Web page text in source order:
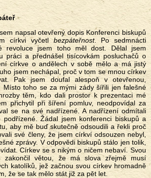
církvi vyčetlbezpáteřnost. Po sedmnácti
revoluce jsem toho měl dost. Dělal jsem
práci a přednášel tisícovkám posluchačů o
církve o andělech v sobě mělo a má jistý
jsem nechápal, proč v tom se mnou církev
Pak jsem doufal alespoň v otevřenou,
Místo toho se za mými zády šířili jen falešné
těm, kdo dali prostor k prezentaci mé
přichytil při šíření pomluv, neodpovídal za
se na své nadřízené. A nadřízení odmítali
podřízené. Žádal jsem konferenci biskupů a
aby mě buď skutečně odsoudili a řekli proč
své členy, že jsem církví odsouzen nebyl,
zprávy. V odpovědi biskupů stálo jen tolik,
Církev se s nikým o ničem nebaví. Svou
zakončil větou, že má slova zřejmě musí
katolíků, jež začnou svou církev hromadně
že se tak mělo stát již za pět let.